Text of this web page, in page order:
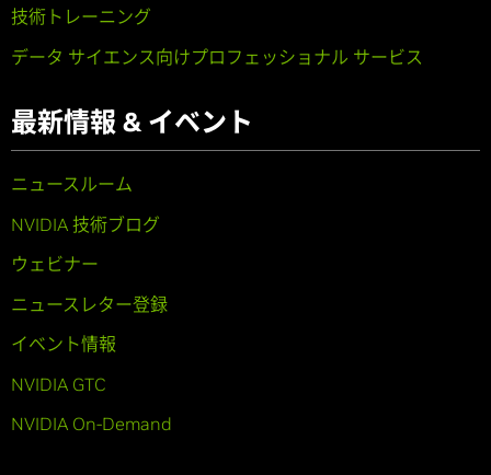
技術トレーニング
データ サイエンス向けプロフェッショナル サービス
最新情報 & イベント
ニュースルーム
NVIDIA 技術ブログ
ウェビナー
ニュースレター登録
イベント情報
NVIDIA GTC
NVIDIA On-Demand